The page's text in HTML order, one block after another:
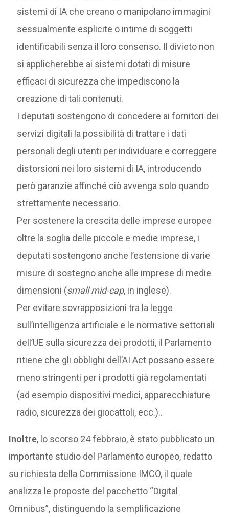
sistemi di IA che creano o manipolano immagini
sessualmente esplicite o intime di soggetti
identificabili senza il loro consenso. Il divieto non
si applicherebbe ai sistemi dotati di misure
efficaci di sicurezza che impediscono la
creazione di tali contenuti.
I deputati sostengono di concedere ai fornitori dei
servizi digitali la possibilità di trattare i dati
personali degli utenti per individuare e correggere
distorsioni nei loro sistemi di IA, introducendo
però garanzie affinché ciò avvenga solo quando
strettamente necessario.
Per sostenere la crescita delle imprese europee
oltre la soglia delle piccole e medie imprese, i
deputati sostengono anche l’estensione di varie
misure di sostegno anche alle imprese di medie
dimensioni (small mid-cap, in inglese).
Per evitare sovrapposizioni tra la legge
sull’intelligenza artificiale e le normative settoriali
dell’UE sulla sicurezza dei prodotti, il Parlamento
ritiene che gli obblighi dell’AI Act possano essere
meno stringenti per i prodotti già regolamentati
(ad esempio dispositivi medici, apparecchiature
radio, sicurezza dei giocattoli, ecc.)..
Inoltre, lo scorso 24 febbraio, è stato pubblicato un
importante studio del Parlamento europeo, redatto
su richiesta della Commissione IMCO, il quale
analizza le proposte del pacchetto “Digital
Omnibus”, distinguendo la semplificazione